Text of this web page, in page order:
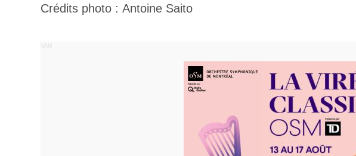
Crédits photo : Antoine Saito
PUBLICITÉ PANAM
Inscription
Infolettre
Votre courriel*